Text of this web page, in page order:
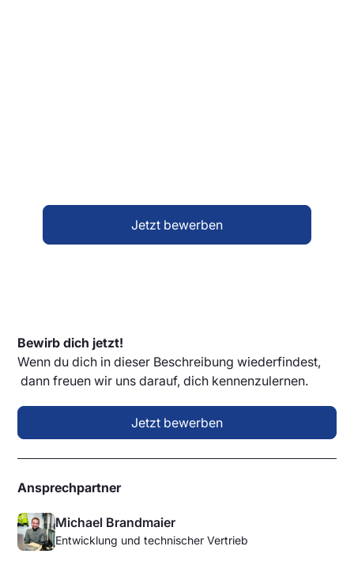
Bewirb dich jetzt!
Wenn du dich in dieser Beschreibung wiederfindest,
dann freuen wir uns darauf, dich kennenzulernen.
Jetzt bewerben
Ansprechpartner
Michael Brandmaier
Entwicklung und technischer Vertrieb
Jetzt bewerben